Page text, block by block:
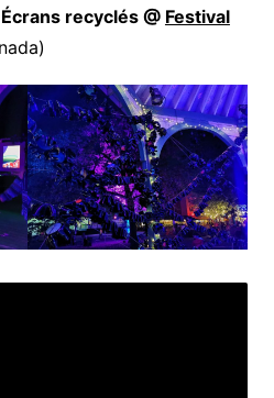
recyclés @ Festival